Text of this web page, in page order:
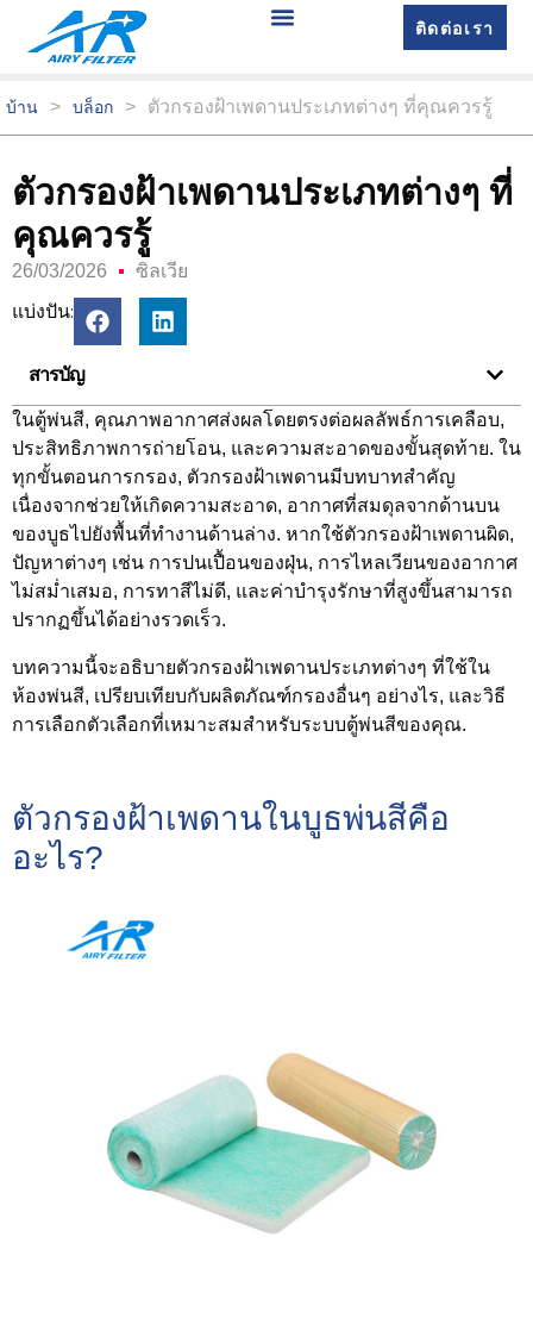
ติดต่อเรา
บ้าน > บล็อก > ตัวกรองฝ้าเพดานประเภทต่างๆ ที่คุณควรรู้
ตัวกรองฝ้าเพดานประเภทต่างๆ ที่
คุณควรรู้
26/03/2026 ซิลเวีย
แบ่งปัน:
สารบัญ
ในตู้พ่นสี, คุณภาพอากาศส่งผลโดยตรงต่อผลลัพธ์การเคลือบ,
ประสิทธิภาพการถ่ายโอน, และความสะอาดของขั้นสุดท้าย. ใน
ทุกขั้นตอนการกรอง, ตัวกรองฝ้าเพดานมีบทบาทสำคัญ
เนื่องจากช่วยให้เกิดความสะอาด, อากาศที่สมดุลจากด้านบน
ของบูธไปยังพื้นที่ทำงานด้านล่าง. หากใช้ตัวกรองฝ้าเพดานผิด,
ปัญหาต่างๆ เช่น การปนเปื้อนของฝุ่น, การไหลเวียนของอากาศ
ไม่สม่ำเสมอ, การทาสีไม่ดี, และค่าบำรุงรักษาที่สูงขึ้นสามารถ
ปรากฏขึ้นได้อย่างรวดเร็ว.
บทความนี้จะอธิบายตัวกรองฝ้าเพดานประเภทต่างๆ ที่ใช้ใน
ห้องพ่นสี, เปรียบเทียบกับผลิตภัณฑ์กรองอื่นๆ อย่างไร, และวิธี
การเลือกตัวเลือกที่เหมาะสมสำหรับระบบตู้พ่นสีของคุณ.
ตัวกรองฝ้าเพดานในบูธพ่นสีคือ
อะไร?